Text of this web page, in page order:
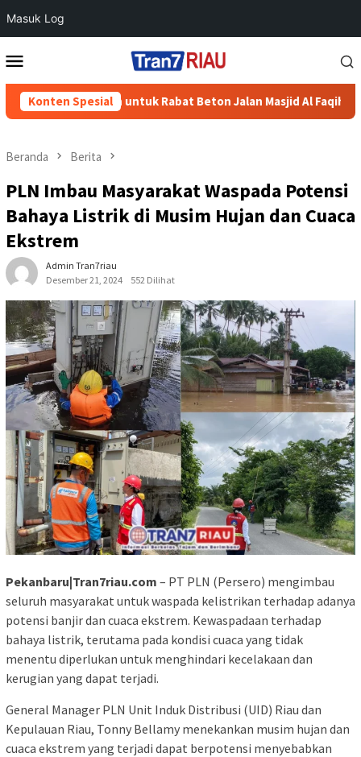
Masuk Log
ke
Mobile
Konten Spesial
Semen untuk Rabat Beton Jalan Masjid Al Faqih
Beranda Berita
PLN Imbau Masyarakat Waspada Potensi
Bahaya Listrik di Musim Hujan dan Cuaca
Ekstrem
Admin Tran7riau
Desember 21, 2024
552 Dilihat
Pekanbaru|Tran7riau.com – PT PLN (Persero) mengimbau
seluruh masyarakat untuk waspada kelistrikan terhadap adanya
potensi banjir dan cuaca ekstrem. Kewaspadaan terhadap
bahaya listrik, terutama pada kondisi cuaca yang tidak
menentu diperlukan untuk menghindari kecelakaan dan
kerugian yang dapat terjadi.
General Manager PLN Unit Induk Distribusi (UID) Riau dan
Kepulauan Riau, Tonny Bellamy menekankan musim hujan dan
cuaca ekstrem yang terjadi dapat berpotensi menyebabkan